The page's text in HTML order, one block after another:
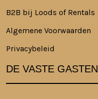
B2B bij Loods of Rentals
Algemene Voorwaarden
Privacybeleid
DE VASTE GASTEN